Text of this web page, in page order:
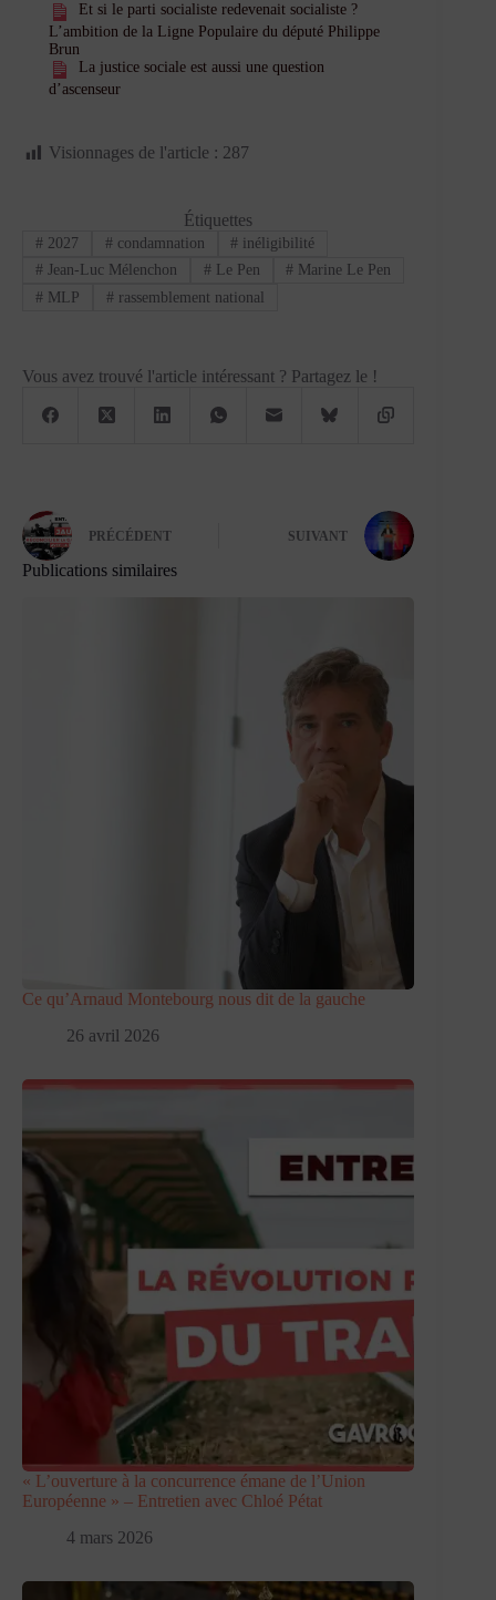
Et si le parti socialiste redevenait socialiste ?
L’ambition de la Ligne Populaire du député Philippe
Brun
La justice sociale est aussi une question
d’ascenseur
Visionnages de l'article : 287
Étiquettes
# 2027 # condamnation # inéligibilité
# Jean-Luc Mélenchon # Le Pen # Marine Le Pen
# MLP # rassemblement national
Vous avez trouvé l'article intéressant ? Partagez le !
PRÉCÉDENT SUIVANT
Publications similaires
Ce qu’Arnaud Montebourg nous dit de la gauche
26 avril 2026
« L’ouverture à la concurrence émane de l’Union
Européenne » – Entretien avec Chloé Pétat
4 mars 2026